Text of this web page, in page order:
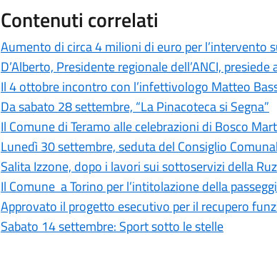
Contenuti correlati
Aumento di circa 4 milioni di euro per l’intervento
D’Alberto, Presidente regionale dell’ANCI,
Il 4 ottobre incontro con l’infettivologo Matteo
Da sabato 28 settembre, “La Pinacoteca si Segna”
Il Comune di Teramo alle celebrazioni di Bosco
Lunedì 30 settembre, seduta del Consiglio
Salita Izzone, dopo i lavori sui sottoservizi della
Il Comune a Torino per l’intitolazione della
Approvato il progetto esecutivo per il recupero
Sabato 14 settembre: Sport sotto le stelle